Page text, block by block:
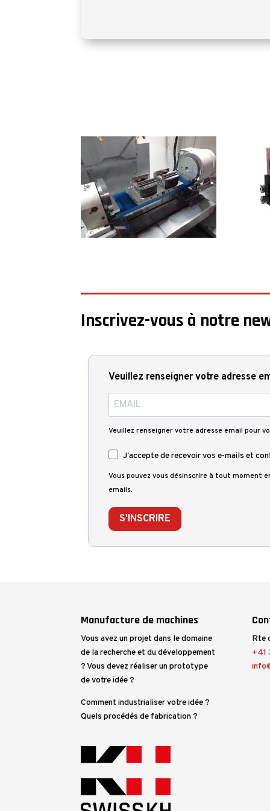
Inscrivez-vous à notre
Veuillez renseigner votre adresse
Veuillez renseigner votre adresse email pour
J'accepte de recevoir vos e-mails et
Vous pouvez vous désinscrire à tout moment
emails.
S'INSCRIRE
Manufacture de machines
Vous avez un projet dans le domaine
de la recherche et du développement
? Vous devez réaliser un prototype
de votre idée ?
Comment industrialiser votre idée ?
Quels procédés de fabrication ?
Rte
+41